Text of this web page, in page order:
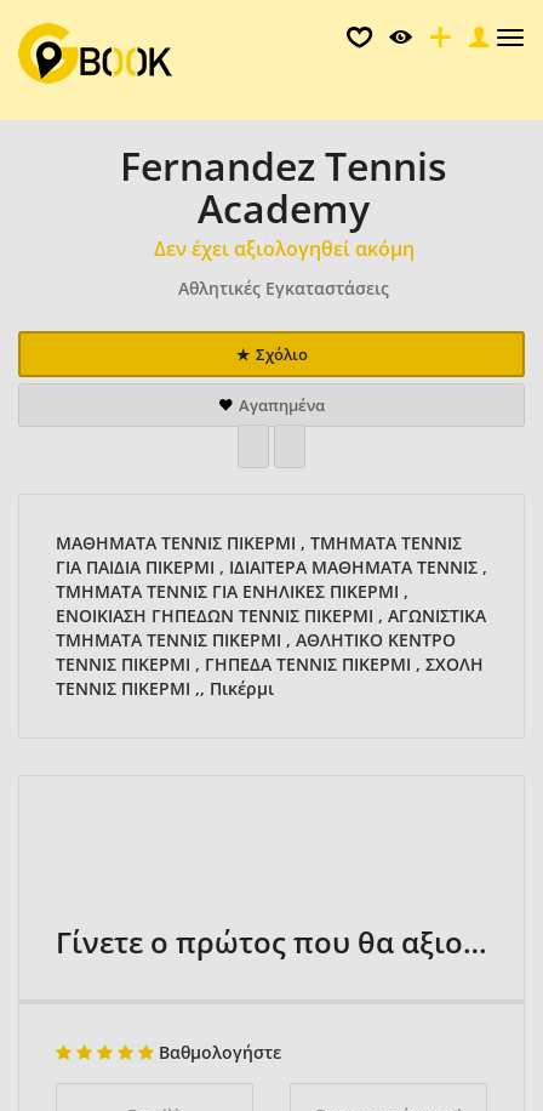
Fernandez Tennis
Academy
Δεν έχει αξιολογηθεί ακόμη
Αθλητικές Εγκαταστάσεις
Σχόλιο
Αγαπημένα
ΜΑΘΗΜΑΤΑ ΤΕΝΝΙΣ ΠΙΚΕΡΜΙ , ΤΜΗΜΑΤΑ ΤΕΝΝΙΣ
ΓΙΑ ΠΑΙΔΙΑ ΠΙΚΕΡΜΙ , ΙΔΙΑΙΤΕΡΑ ΜΑΘΗΜΑΤΑ ΤΕΝΝΙΣ ,
ΤΜΗΜΑΤΑ ΤΕΝΝΙΣ ΓΙΑ ΕΝΗΛΙΚΕΣ ΠΙΚΕΡΜΙ ,
ΕΝΟΙΚΙΑΣΗ ΓΗΠΕΔΩΝ ΤΕΝΝΙΣ ΠΙΚΕΡΜΙ , ΑΓΩΝΙΣΤΙΚΑ
ΤΜΗΜΑΤΑ ΤΕΝΝΙΣ ΠΙΚΕΡΜΙ , ΑΘΛΗΤΙΚΟ ΚΕΝΤΡΟ
ΤΕΝΝΙΣ ΠΙΚΕΡΜΙ , ΓΗΠΕΔΑ ΤΕΝΝΙΣ ΠΙΚΕΡΜΙ , ΣΧΟΛΗ
ΤΕΝΝΙΣ ΠΙΚΕΡΜΙ ,, Πικέρμι
Γίνετε ο πρώτος που θα αξιολογήσει
Βαθμολογήστε